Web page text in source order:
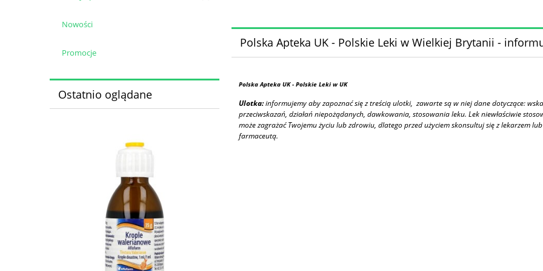
Nowości
Promocje
Ostatnio oglądane
Polska Apteka UK - Polskie Leki w Wielkiej Brytanii -
Polska Apteka UK- Polskie Leki w UK
Ulotka:informujemy aby zapoznać się z treścią ulotki, zawarte są w niej dane dotyczące:
przeciwskazań, działań niepożądanych, dawkowania, stosowania leku. Lek niewłaściwie
może zagrażać Twojemu życiu lub zdrowiu, dlatego przed użyciem skonsultuj się z lekarzem lub
farmaceutą.